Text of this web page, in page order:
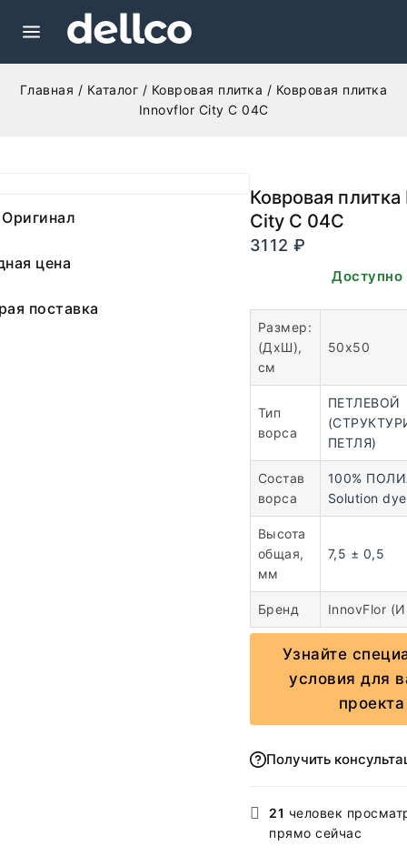
Главная / Каталог / Ковровая плитка / Ковровая плитка
Innovflor City C 04C
цена
поставка
Ковровая
City C 04C
3112 ₽
В наличии.
Размер:
(ДхШ),
см
50х50
Тип
ворса
ПЕТЛЕВОЙ
ПЕТЛЯ)
Состав
ворса
100%
Solution
Высота
общая,
мм
7,5 ± 0,5
Бренд InnovFlor
Узнайте
условия для
проекта
Получить
21 человек
прямо сейчас